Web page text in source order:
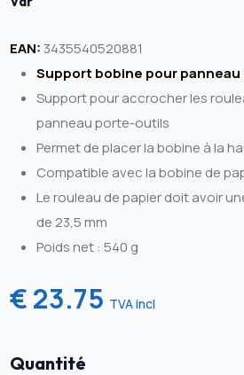
EAN: 3435540520881
Support bobine pour
Support pour accrocher les
panneau porte-outils
Permet de placer la bobine à la
Compatible avec la bobine de
Le rouleau de papier doit avoir
de 23,5 mm
Poids net : 540 g
€ 23.75 TVA incl
Quantité